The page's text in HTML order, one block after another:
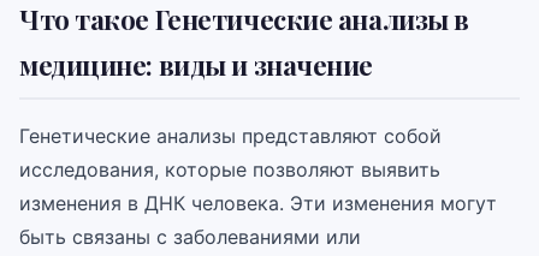
Что такое Генетические анализы в
медицине: виды и значение
Генетические анализы представляют собой
исследования, которые позволяют выявить
изменения в ДНК человека. Эти изменения могут
быть связаны с заболеваниями или